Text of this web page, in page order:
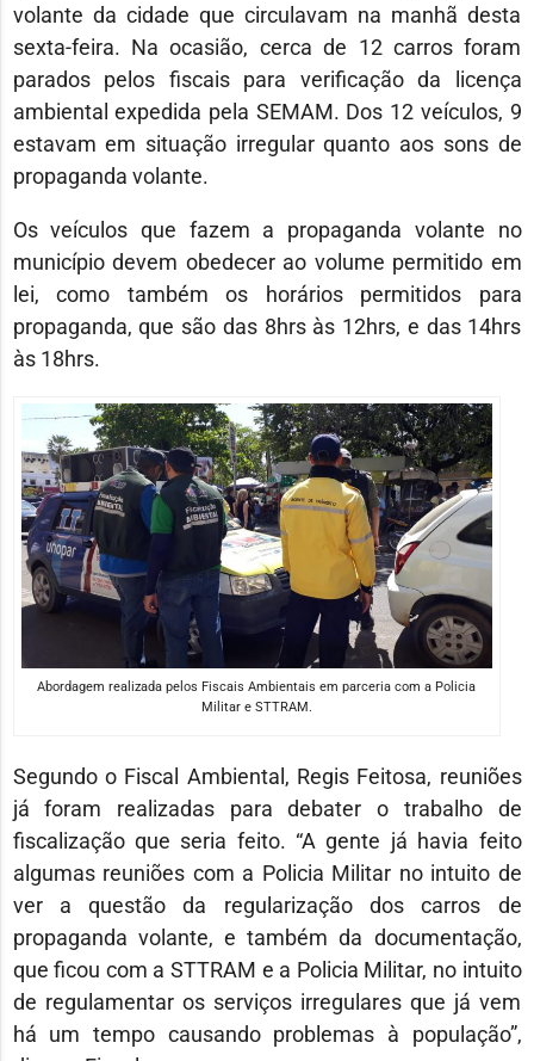
volante da cidade que circulavam na manhã desta
sexta-feira. Na ocasião, cerca de 12 carros foram
parados pelos fiscais para verificação da licença
ambiental expedida pela SEMAM. Dos 12 veículos, 9
estavam em situação irregular quanto aos sons de
propaganda volante.
Os veículos que fazem a propaganda volante no
município devem obedecer ao volume permitido em
lei, como também os horários permitidos para
propaganda, que são das 8hrs às 12hrs, e das 14hrs
às 18hrs.
Abordagem realizada pelos Fiscais Ambientais em parceria com a Policia
Militar e STTRAM.
Segundo o Fiscal Ambiental, Regis Feitosa, reuniões
já foram realizadas para debater o trabalho de
fiscalização que seria feito. “A gente já havia feito
algumas reuniões com a Policia Militar no intuito de
ver a questão da regularização dos carros de
propaganda volante, e também da documentação,
que ficou com a STTRAM e a Policia Militar, no intuito
de regulamentar os serviços irregulares que já vem
há um tempo causando problemas à população”,